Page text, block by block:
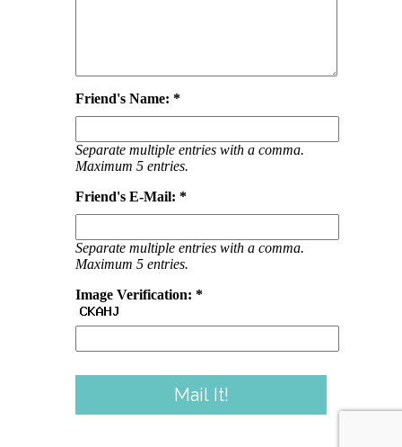
Friend's Name: *
Separate multiple entries with a comma.
Maximum 5 entries.
Friend's E-Mail: *
Separate multiple entries with a comma.
Maximum 5 entries.
Image Verification: *